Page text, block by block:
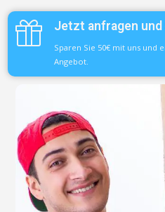
Jetzt anfragen und
Sparen Sie 50€ mit uns und
Angebot.